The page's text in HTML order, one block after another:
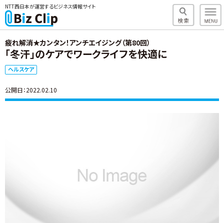
NTT西日本が運営するビジネス情報サイト
疲れ解消★カンタン！アンチエイジング（第80回）
「冬汗」のケアでワークライフを快適に
ヘルスケア
公開日：2022.02.10